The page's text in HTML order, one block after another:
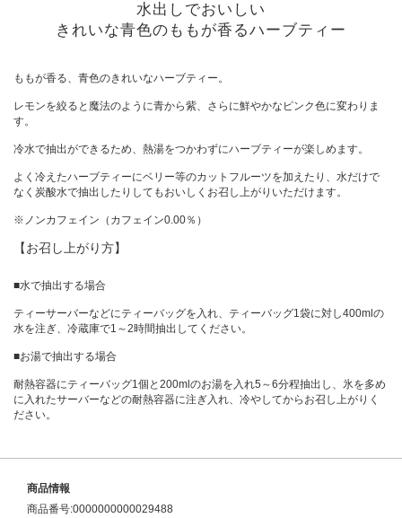
水出しでおいしい
きれいな青色のももが香るハーブティー
ももが香る、青色のきれいなハーブティー。
レモンを絞ると魔法のように青から紫、さらに鮮やかなピンク色に変わりま
す。
冷水で抽出ができるため、熱湯をつかわずにハーブティーが楽しめます。
よく冷えたハーブティーにベリー等のカットフルーツを加えたり、水だけで
なく炭酸水で抽出したりしてもおいしくお召し上がりいただけます。
※ノンカフェイン（カフェイン0.00％）
【お召し上がり方】
■水で抽出する場合
ティーサーバーなどにティーバッグを入れ、ティーバッグ1袋に対し400mlの
水を注ぎ、冷蔵庫で1～2時間抽出してください。
■お湯で抽出する場合
耐熱容器にティーバッグ1個と200mlのお湯を入れ5～6分程抽出し、氷を多め
に入れたサーバーなどの耐熱容器に注ぎ入れ、冷やしてからお召し上がりく
ださい。
商品情報
商品番号:0000000000029488